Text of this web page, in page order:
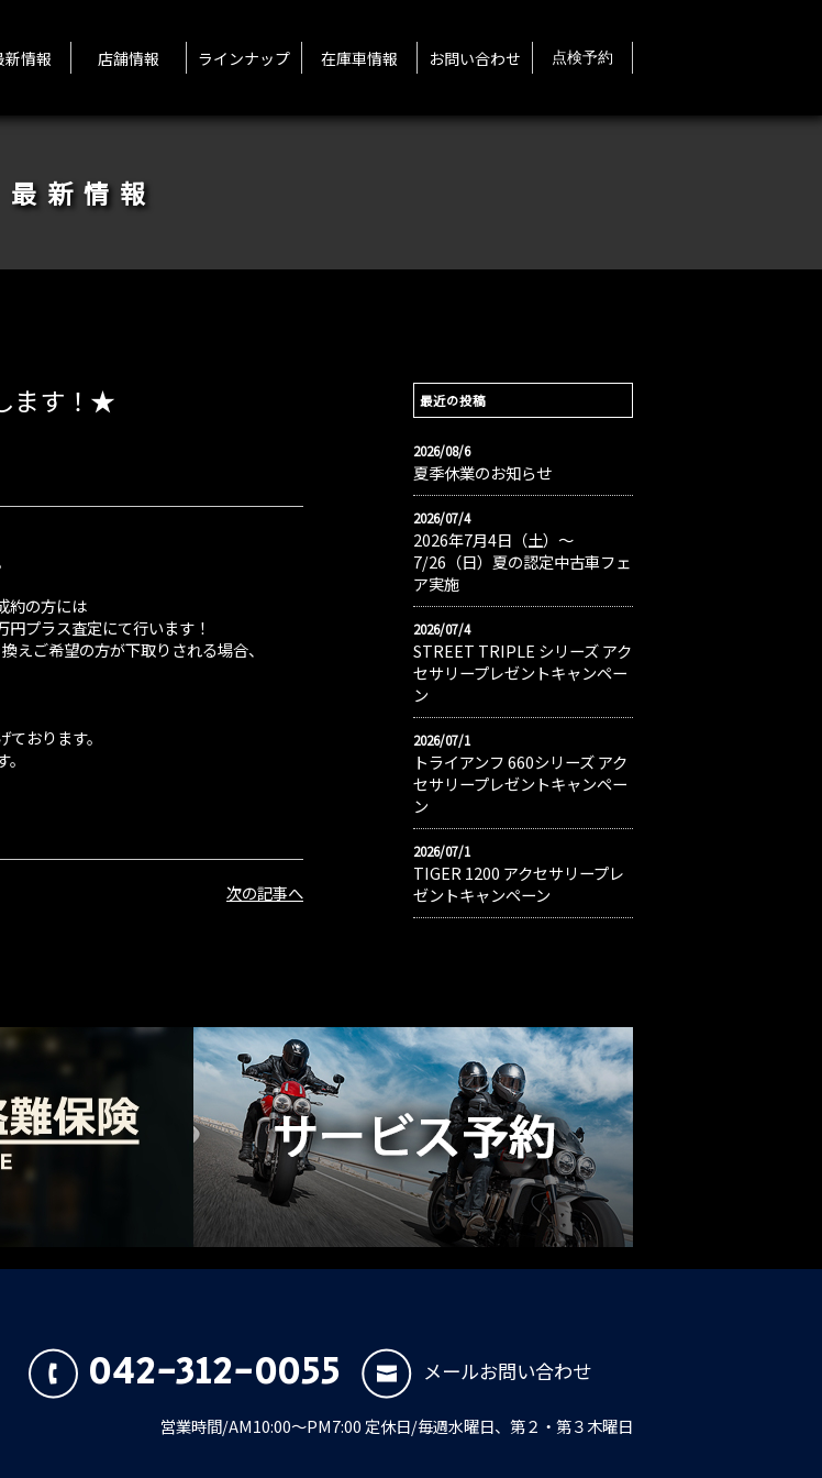
新情報 店舗情報 ラインナップ 在庫車情報 お問い合わせ 点検予約
最新情報
ます！★
約の方には
プラス査定にて行います！
えご希望の方が下取りされる場合、
おります。
次の記事へ
最近の投稿
2026/08/6
夏季休業のお知らせ
2026/07/4
2026年7月4日（土）〜
7/26（日）夏の認定中古車フェ
ア実施
2026/07/4
STREET TRIPLE シリーズ アク
セサリープレゼントキャンペー
ン
2026/07/1
トライアンフ 660シリーズ アク
セサリープレゼントキャンペー
ン
2026/07/1
TIGER 1200 アクセサリープレ
ゼントキャンペーン
042-312-0055 メールお問い合わせ
営業時間/AM10:00～PM7:00 定休日/毎週水曜日、第２・第３木曜日